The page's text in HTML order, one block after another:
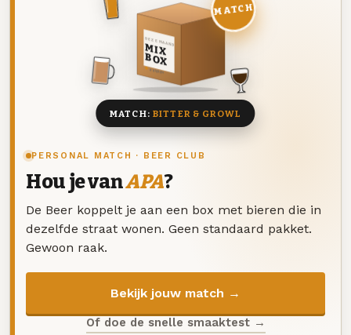
PERSONAL MATCH · BEER CLUB
Hou je vanAPA?
De Beer koppelt je aan een box met bieren die in
dezelfde straat wonen. Geen standaard pakket.
Gewoon raak.
Bekijk jouw match →
Of doe de snelle smaaktest →
DEZE MAAND
MIX
BOX
8 BIEREN
MATCH
MATCH: BITTER & GROWL